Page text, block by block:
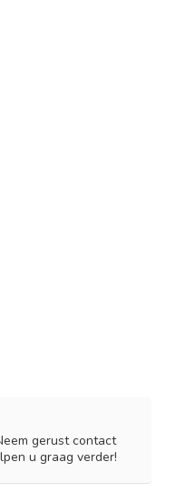
gerust contact
u graag verder!